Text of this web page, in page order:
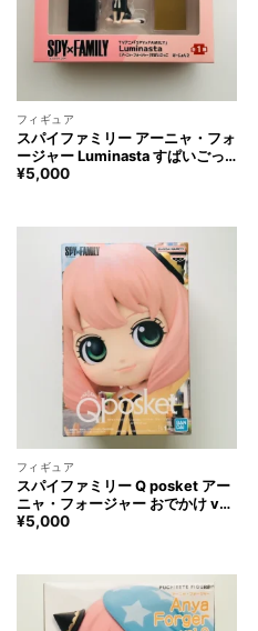
フィギュア
スパイファミリー アーニャ・フォ
ージャー Luminasta すぱいごっ
こばーじょん2 フィギュア
¥5,000
フィギュア
スパイファミリー Q posket アー
ニャ・フォージャー おでかけ ver.
フィギュア SPY×FAMILY Anya
¥5,000